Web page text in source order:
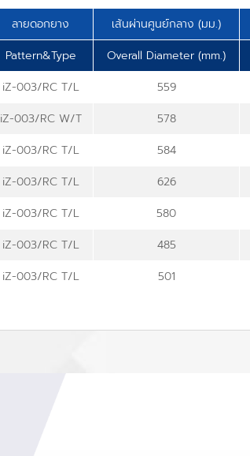
ลายดอกยาง เส้นผ่านศูนย์กลาง (มม.)
Pattern&Type Overall Diameter (mm.)
iZ-003/RC T/L 559
iZ-003/RC W/T 578
iZ-003/RC T/L 584
iZ-003/RC T/L 626
iZ-003/RC T/L 580
iZ-003/RC T/L 485
iZ-003/RC T/L 501